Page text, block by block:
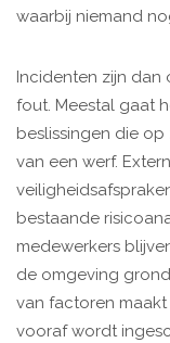
waarbij niemand
Incidenten zijn
fout. Meestal gaat
beslissingen die
van een werf.
bestaande
medewerkers
de omgeving
van factoren
vooraf wordt